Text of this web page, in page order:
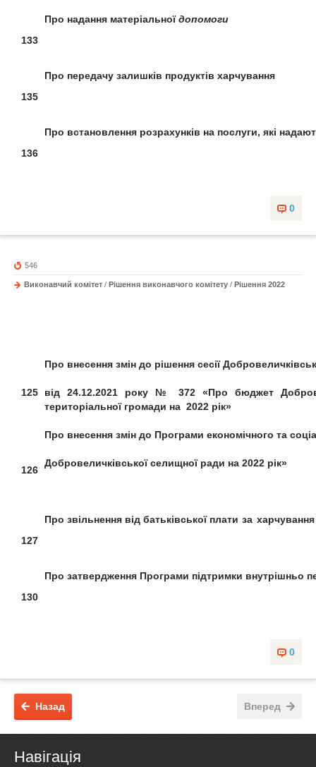
133
Про надання матеріальноїдопомоги
135
Про передачу залишків продуктів харчування
136
Про встановлення розрахунків на послуги, які
0
546
Виконавчий комітет / Рішення виконавчого комітету / Рішення 2022
125
Про внесення змін до рішення сесії
від 24.12.2021 року № 372 «Про бюджет
територіальної громади на 2022 рік»
126
Про внесення змін до Програми економічного та
Добровеличківської селищної ради на 2022 рік»
127
Про звільнення від батьківської плати за
130
Про затвердження Програми підтримки внутрішньо
0
Вперед
Назад
Навігація